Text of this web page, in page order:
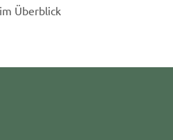
Überblick